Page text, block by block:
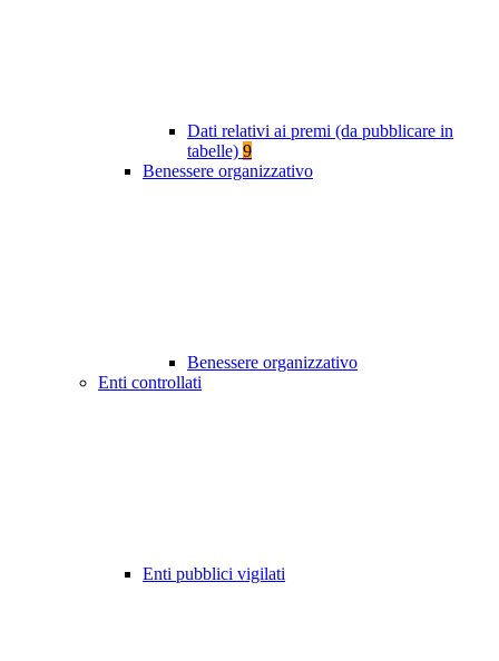
Dati relativi ai premi (da pubblicare in
tabelle) 9
Benessere organizzativo
Benessere organizzativo
Enti controllati
Enti pubblici vigilati